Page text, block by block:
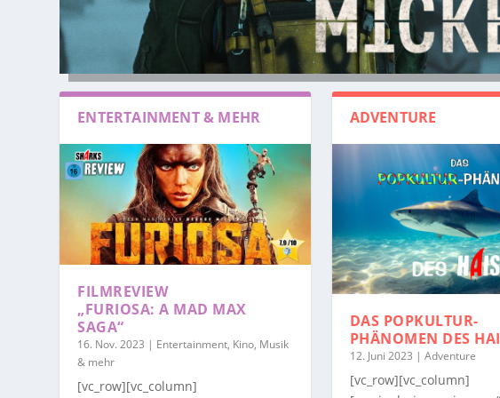
ENTERTAINMENT & MEHR
FILMREVIEW
„FURIOSA: A MAD MAX
SAGA“
16. Nov. 2023 | Entertainment, Kino, Musik
& mehr
[vc_row][vc_column]
ADVENTURE
DAS POPKULTUR-
PHÄNOMEN DES
12. Juni 2023 | Adventure
[vc_row][vc_column]